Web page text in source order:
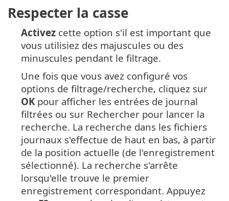
Respecter la casse
Activez cette option s'il est important que
vous utilisiez des majuscules ou des
minuscules pendant le filtrage.
Une fois que vous avez configuré vos
options de filtrage/recherche, cliquez sur
OK pour afficher les entrées de journal
filtrées ou sur Rechercher pour lancer la
recherche. La recherche dans les fichiers
journaux s'effectue de haut en bas, à partir
de la position actuelle (de l'enregistrement
sélectionné). La recherche s'arrête
lorsqu'elle trouve le premier
enregistrement correspondant. Appuyez